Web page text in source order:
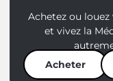
Achetez ou
et vivez la
Acheter